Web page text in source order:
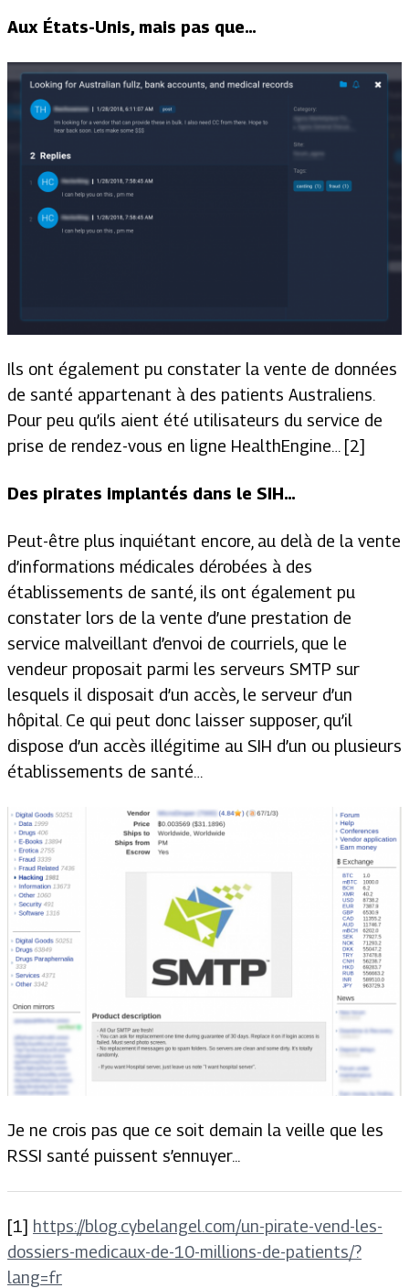
Aux États-Unis, mais pas que…
Ils ont également pu constater la vente de données
de santé appartenant à des patients Australiens.
Pour peu qu’ils aient été utilisateurs du service de
prise de rendez-vous en ligne HealthEngine… [2]
Des pirates implantés dans le SIH…
Peut-être plus inquiétant encore, au delà de la vente
d’informations médicales dérobées à des
établissements de santé, ils ont également pu
constater lors de la vente d’une prestation de
service malveillant d’envoi de courriels, que le
vendeur proposait parmi les serveurs SMTP sur
lesquels il disposait d’un accès, le serveur d’un
hôpital. Ce qui peut donc laisser supposer, qu’il
dispose d’un accès illégitime au SIH d’un ou plusieurs
établissements de santé…
Je ne crois pas que ce soit demain la veille que les
RSSI santé puissent s’ennuyer...
[1] https://blog.cybelangel.com/un-pirate-vend-les-
dossiers-medicaux-de-10-millions-de-patients/?
lang=fr